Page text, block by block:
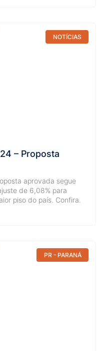
NOTÍCIAS
– Proposta
aprovada segue
de 6,08% para
piso do país. Confira.
PR - PARANÁ